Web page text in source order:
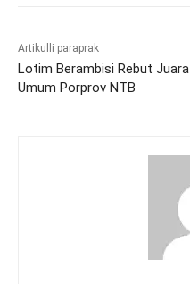
Artikulli paraprak
Lotim Berambisi Rebut Juara
Umum Porprov NTB